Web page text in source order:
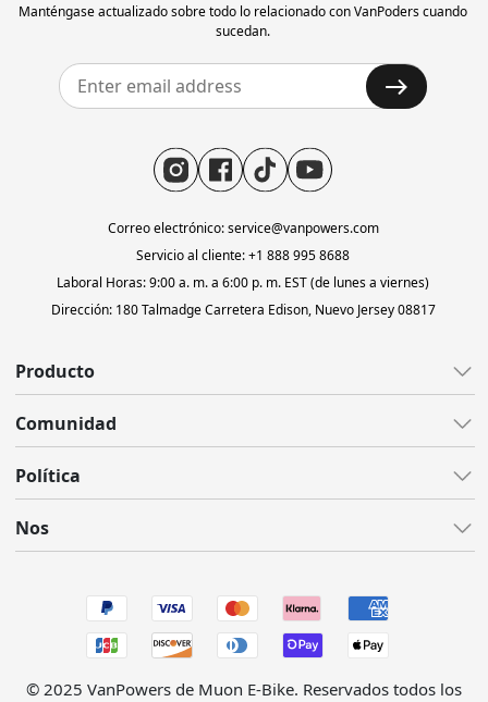
Manténgase actualizado sobre todo lo relacionado con VanPoders cuando
sucedan.
Correo electrónico: service@vanpowers.com
Servicio al cliente: +1 888 995 8688
Laboral Horas: 9:00 a. m. a 6:00 p. m. EST (de lunes a viernes)
Dirección: 180 Talmadge Carretera Edison, Nuevo Jersey 08817
Producto
Todo terreno
Grava
Comunidad
Reseñas
Video
Aplicación
Programa de afiliados
Encuentra una tienda
Política
Envío
Método de pago
Política de devoluciones
Política de privacidad
Nos
Contáctenos
Órdenes de seguimiento
© 2025 VanPowers de Muon E-Bike. Reservados todos los